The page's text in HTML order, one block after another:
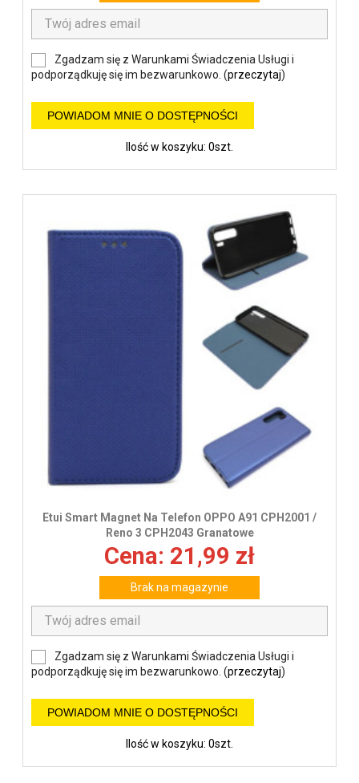
Zgadzam się z Warunkami Świadczenia Usługi i
podporządkuję się im bezwarunkowo. (przeczytaj)
POWIADOM MNIE O DOSTĘPNOŚCI
Ilość w koszyku: 0szt.
Etui Smart Magnet Na Telefon OPPO A91 CPH2001 /
Reno 3 CPH2043 Granatowe
Cena: 21,99 zł
Brak na magazynie
Zgadzam się z Warunkami Świadczenia Usługi i
podporządkuję się im bezwarunkowo. (przeczytaj)
POWIADOM MNIE O DOSTĘPNOŚCI
Ilość w koszyku: 0szt.